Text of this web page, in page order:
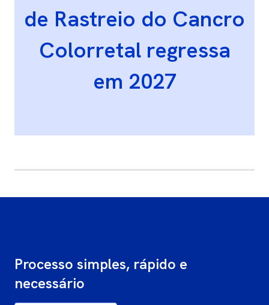
de Rastreio do Cancro
Colorretal regressa
em 2027
Processo simples, rápido e
necessário